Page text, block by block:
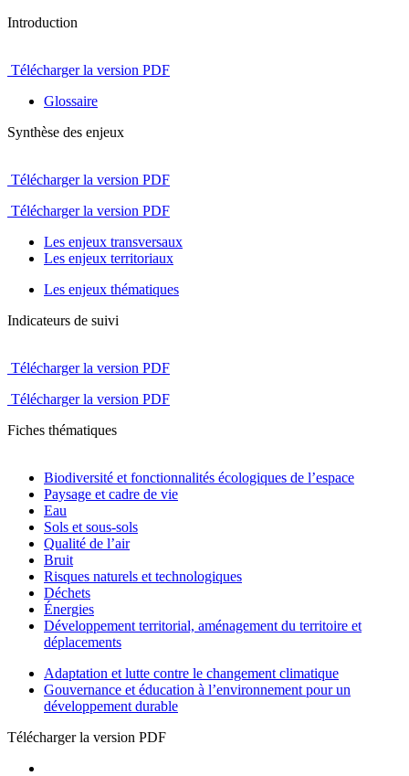
Introduction
Télécharger la version PDF
Glossaire
Synthèse des enjeux
Télécharger la version PDF
Télécharger la version PDF
Les enjeux transversaux
Les enjeux territoriaux
Les enjeux thématiques
Indicateurs de suivi
Télécharger la version PDF
Télécharger la version PDF
Fiches thématiques
Biodiversité et fonctionnalités écologiques de l’espace
Paysage et cadre de vie
Eau
Sols et sous-sols
Qualité de l’air
Bruit
Risques naturels et technologiques
Déchets
Énergies
Développement territorial, aménagement du territoire et
déplacements
Adaptation et lutte contre le changement climatique
Gouvernance et éducation à l’environnement pour un
développement durable
Télécharger la version PDF